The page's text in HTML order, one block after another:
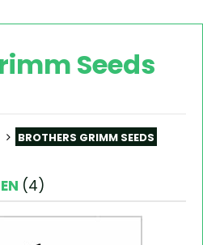
Seeds
BROTHERS GRIMM SEEDS
(4)